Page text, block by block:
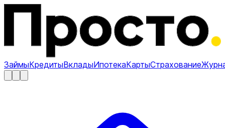
ЗаймыКредитыВкладыИпотекаКартыСтрахование